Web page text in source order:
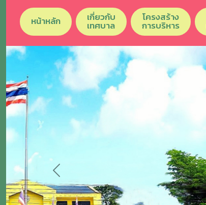
หน้าหลัก เกี่ยวกับ
เทศบาล
โครงสร้าง
การบริหาร
Previous